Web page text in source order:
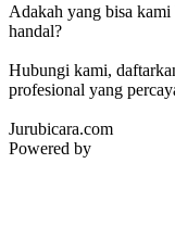
Adakah yang bisa kami
handal?
Hubungi kami,
profesional yang
Jurubicara.com
Powered by